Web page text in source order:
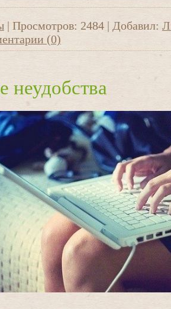
| Просмотров: 2484 | Добавил:
(0)
неудобства